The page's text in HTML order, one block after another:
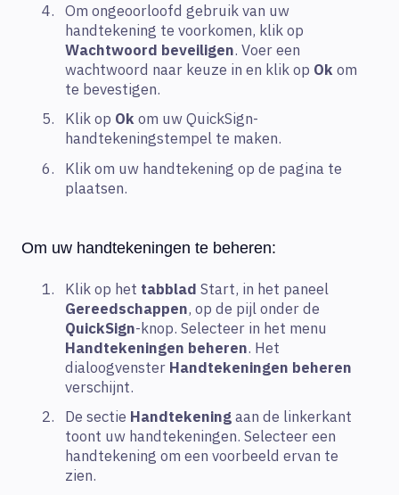
Om ongeoorloofd gebruik van uw
handtekening te voorkomen, klik op
Wachtwoord beveiligen. Voer een
wachtwoord naar keuze in en klik op Okom
te bevestigen.
Klik op Okom uw QuickSign-
handtekeningstempel te maken.
Klik om uw handtekening op de pagina te
plaatsen.
Om uw handtekeningen te beheren:
Klik op het tabblad Start, in het paneel
Gereedschappen, op de pijl onder de
QuickSign-knop. Selecteer in het menu
Handtekeningen beheren. Het
dialoogvenster Handtekeningen beheren
verschijnt.
De sectie Handtekeningaan de linkerkant
toont uw handtekeningen. Selecteer een
handtekening om een voorbeeld ervan te
zien.